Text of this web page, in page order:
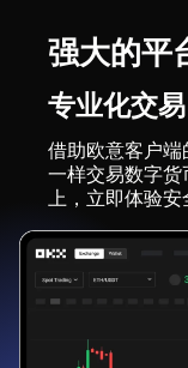
强大的平
专业化交易
借助欧意客户端
一样交易数字货
上，立即体验